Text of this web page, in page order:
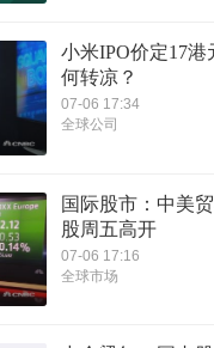
小米IPO价定17港
何转凉？
07-06 17:34
全球公司
国际股市：中美
股周五高开
07-06 17:16
全球市场